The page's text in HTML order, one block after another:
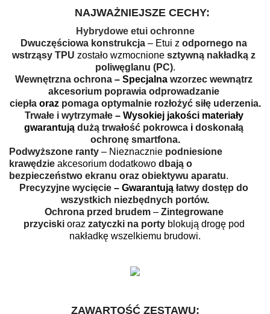
NAJWAŻNIEJSZE CECHY:
Hybrydowe etuiochronne
Dwuczęściowa konstrukcja – Etui z odpornego na
wstrząsy TPU zostało wzmocnione sztywną nakładką z
poliwęglanu (PC).
Wewnętrzna ochrona – Specjalna wzorzec wewnątrz
akcesorium poprawia odprowadzanie
ciepła oraz pomaga optymalnie rozłożyć siłę uderzenia.
Trwałe i wytrzymałe – Wysokiej jakości materiały
gwarantują dużą trwałość pokrowca i doskonałą
ochronę smartfona.
Podwyższone ranty – Nieznacznie podniesione
krawędzie akcesorium dodatkowo dbają o
bezpieczeństwo ekranu oraz obiektywu aparatu.
Precyzyjne wycięcie – Gwarantują łatwy dostęp do
wszystkich niezbędnych portów.
Ochrona przed brudem – Zintegrowane
przyciski oraz zatyczki na porty blokują drogę pod
nakładkę wszelkiemu brudowi.
ZAWARTOŚĆ ZESTAWU: